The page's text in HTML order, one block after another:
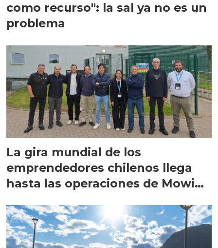
como recurso": la sal ya no es un
problema
La gira mundial de los
emprendedores chilenos llega
hasta las operaciones de Mowi